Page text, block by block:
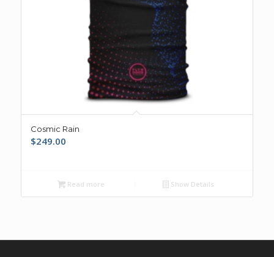
Cosmic Rain
$249.00
Read more Show Details